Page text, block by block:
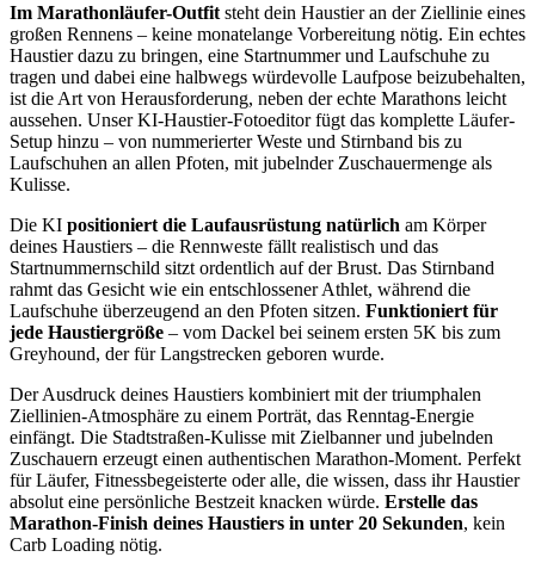
Im Marathonläufer-Outfit steht dein Haustier an der Ziellinie eines
großen Rennens – keine monatelange Vorbereitung nötig. Ein echtes
Haustier dazu zu bringen, eine Startnummer und Laufschuhe zu
tragen und dabei eine halbwegs würdevolle Laufpose beizubehalten,
ist die Art von Herausforderung, neben der echte Marathons leicht
aussehen. Unser KI-Haustier-Fotoeditor fügt das komplette Läufer-
Setup hinzu – von nummerierter Weste und Stirnband bis zu
Laufschuhen an allen Pfoten, mit jubelnder Zuschauermenge als
Kulisse.
Die KI positioniert die Laufausrüstung natürlich am Körper
deines Haustiers – die Rennweste fällt realistisch und das
Startnummernschild sitzt ordentlich auf der Brust. Das Stirnband
rahmt das Gesicht wie ein entschlossener Athlet, während die
Laufschuhe überzeugend an den Pfoten sitzen. Funktioniert für
jede Haustiergröße – vom Dackel bei seinem ersten 5K bis zum
Greyhound, der für Langstrecken geboren wurde.
Der Ausdruck deines Haustiers kombiniert mit der triumphalen
Ziellinien-Atmosphäre zu einem Porträt, das Renntag-Energie
einfängt. Die Stadtstraßen-Kulisse mit Zielbanner und jubelnden
Zuschauern erzeugt einen authentischen Marathon-Moment. Perfekt
für Läufer, Fitnessbegeisterte oder alle, die wissen, dass ihr Haustier
absolut eine persönliche Bestzeit knacken würde. Erstelle das
Marathon-Finish deines Haustiers in unter 20 Sekunden, kein
Carb Loading nötig.